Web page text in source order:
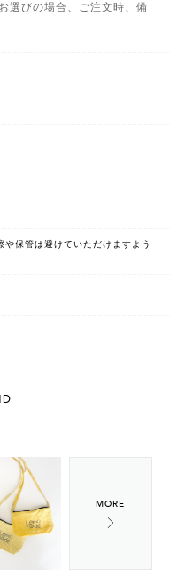
選びの場合、ご注文時、備
保管は避けていただけますよう